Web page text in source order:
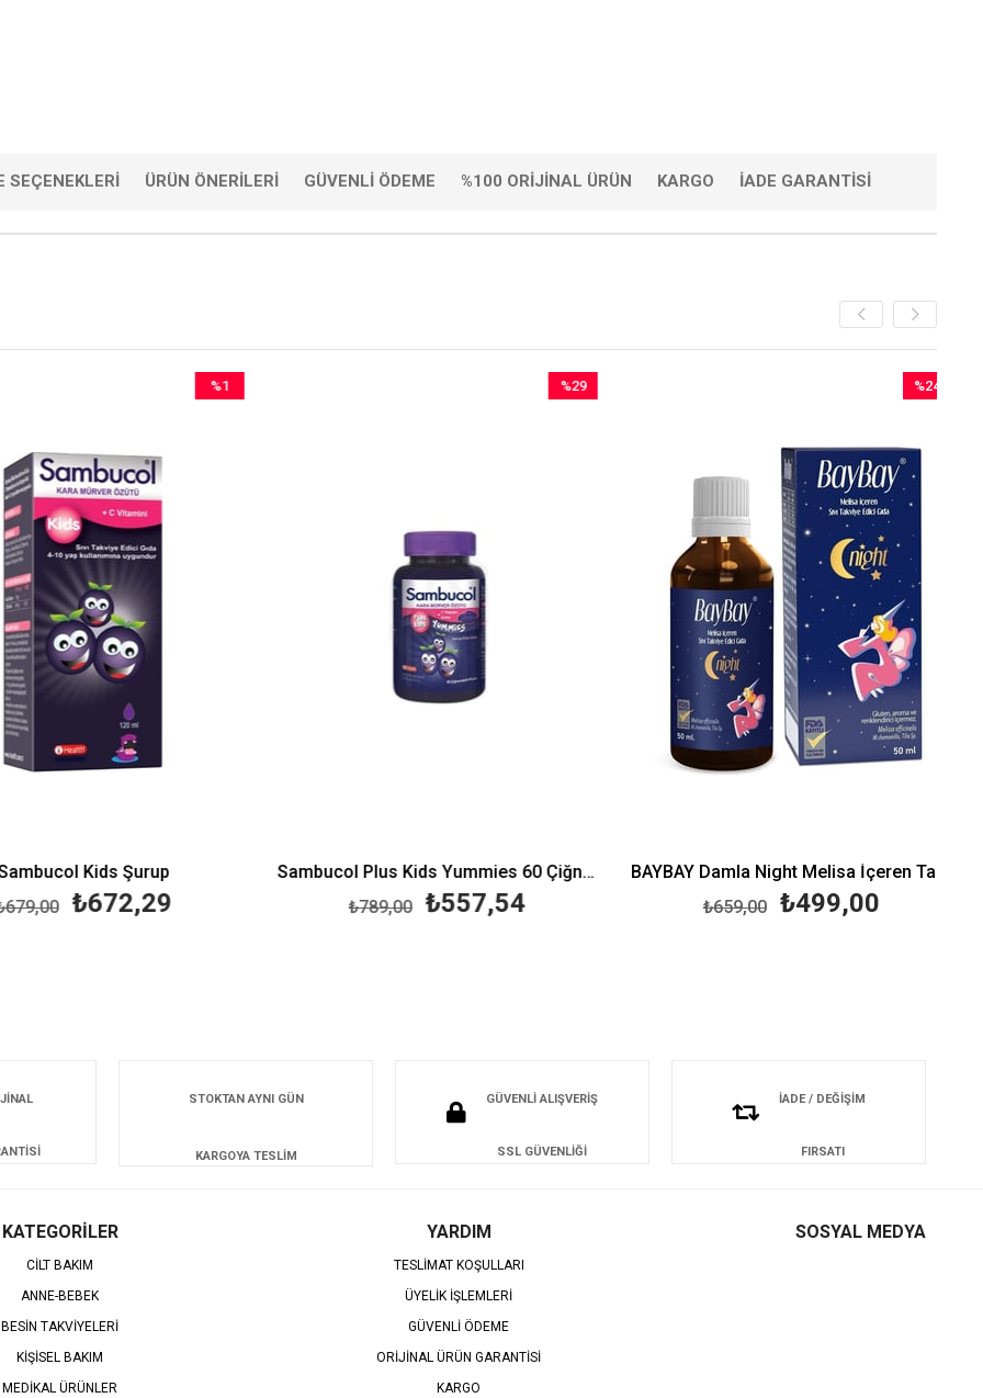
SEÇENEKLERI ÜRÜN ÖNERILERI GÜVENLI ÖDEME %100 ORIJINAL ÜRÜN KARGO İADE GARANTISI
Kids Şurup
₺672,29
%1
Sambucol Plus Kids Yummies 60 Çiğneme Tableti
₺557,54
₺789,00
%29
BAYBAY Damla Night Melisa İçeren Takviye Edici Gıda 50 ml
₺499,00
₺659,00
%24
STOKTAN AYNI GÜN
KARGOYA TESLİM
GÜVENLİ ALIŞVERİŞ
SSL GÜVENLİĞİ
İADE / DEĞİŞİM
FIRSATI
KATEGORİLER
CİLT BAKIM
ANNE-BEBEK
BESİN TAKVİYELERİ
KİŞİSEL BAKIM
MEDİKAL ÜRÜNLER
YARDIM
TESLİMAT KOŞULLARI
ÜYELİK İŞLEMLERİ
GÜVENLİ ÖDEME
ORİJİNAL ÜRÜN GARANTİSİ
KARGO
SOSYAL MEDYA